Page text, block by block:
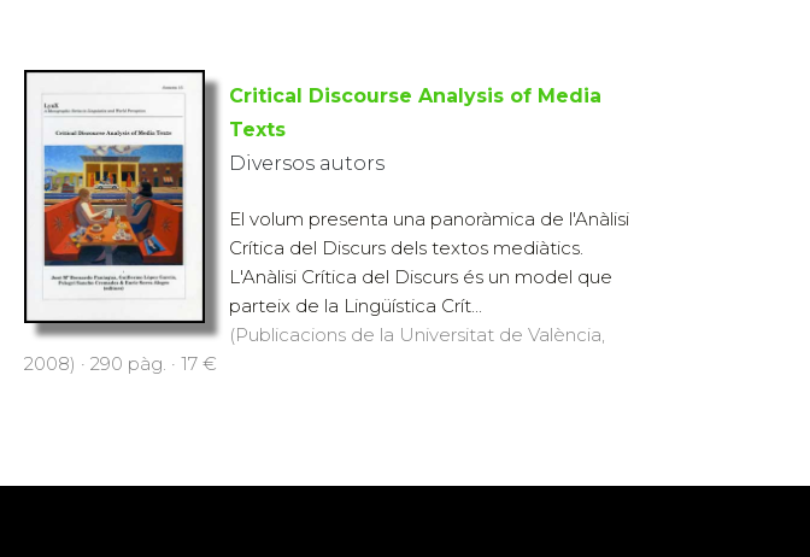
Critical Discourse Analysis of Media
Texts
Diversos autors
El volum presenta una panoràmica de l'Anàlisi
Crítica del Discurs dels textos mediàtics.
L'Anàlisi Crítica del Discurs és un model que
parteix de la Lingüística Crít...
(Publicacions de la Universitat de València,
2008) · 290 pàg. · 17 €